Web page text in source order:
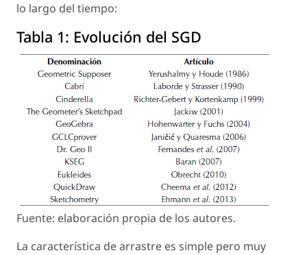
lo largo del tiempo:
Tabla 1: Evolución del SGD
Fuente: elaboración propia de los autores.
La característica de arrastre es simple pero muy